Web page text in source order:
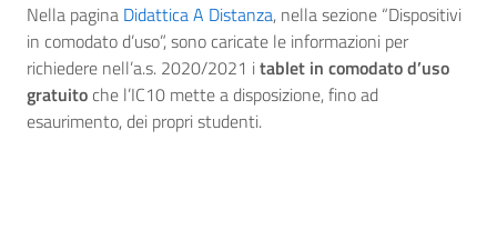
Nella pagina Didattica A Distanza, nella sezione “Dispositivi
in comodato d’uso”, sono caricate le informazioni per
richiedere nell’a.s. 2020/2021 itablet in comodato d’uso
gratuito che l’IC10 mette a disposizione, fino ad
esaurimento, dei propri studenti.